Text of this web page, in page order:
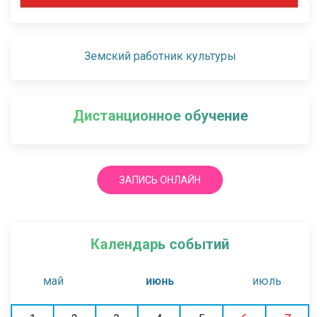
Земский работник культуры
Дистанционное обучение
ЗАПИСЬ ОНЛАЙН
Календарь событий
май июнь июль